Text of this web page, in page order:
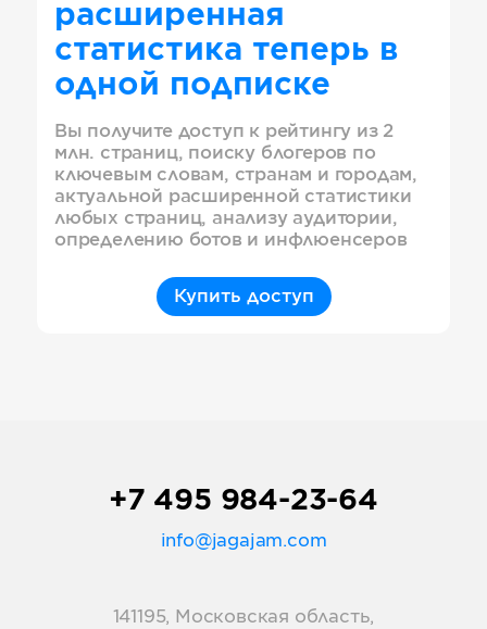
расширенная
статистика теперь в
одной подписке
Вы получите доступ к рейтингу из 2
млн. страниц, поиску блогеров по
ключевым словам, странам и городам,
актуальной расширенной статистики
любых страниц, анализу аудитории,
определению ботов и инфлюенсеров
Купить доступ
+7 495 984-23-64
info@jagajam.com
141195, Московская область,